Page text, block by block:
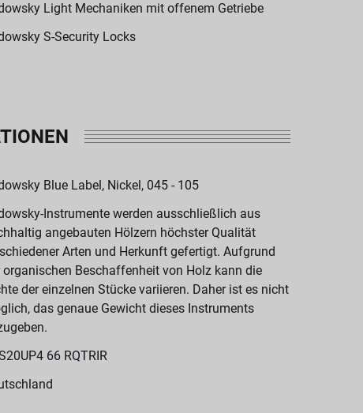
Light Mechaniken mit offenem Getriebe
S-Security Locks
Blue Label, Nickel, 045 - 105
Instrumente werden ausschließlich aus
angebauten Hölzern höchster Qualität
Arten und Herkunft gefertigt. Aufgrund
organischen Beschaffenheit von Holz kann die
der einzelnen Stücke variieren. Daher ist es nicht
das genaue Gewicht dieses Instruments
66 RQTRIR